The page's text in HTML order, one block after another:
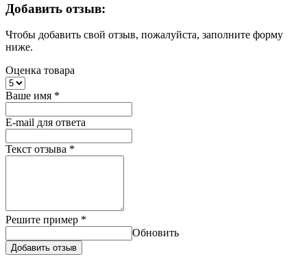
Добавить отзыв:
Чтобы добавить свой отзыв, пожалуйста, заполните форму
ниже.
Оценка товара
Ваше имя *
E-mail для ответа
Текст отзыва *
Решите пример *
Обновить
Добавить отзыв